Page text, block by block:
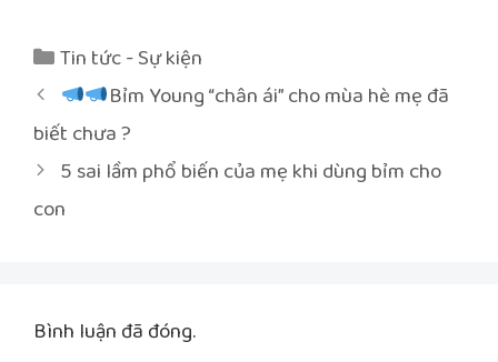
Danh
mục
Tin tức - Sự kiện
Điều
hướng
viết
Bỉm Young “chân ái” cho mùa hè mẹ đã
biết chưa ?
5 sai lầm phổ biến của mẹ khi dùng bỉm cho
con
Bình luận đã đóng.